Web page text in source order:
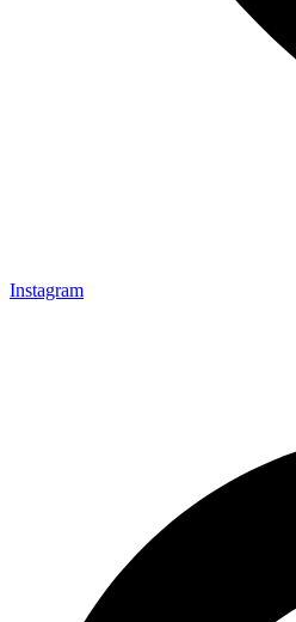
Instagram